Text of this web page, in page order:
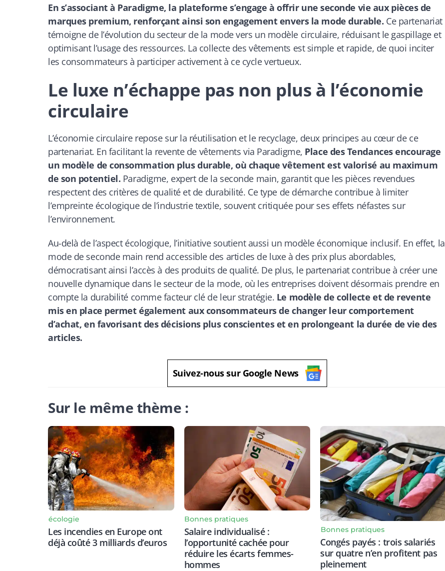
En s’associant à Paradigme, la plateforme s’engage à offrir une seconde vie aux pièces de
marques premium, renforçant ainsi son engagement envers la mode durable. Ce partenariat
témoigne de l’évolution du secteur de la mode vers un modèle circulaire, réduisant le gaspillage et
optimisant l’usage des ressources. La collecte des vêtements est simple et rapide, de quoi inciter
les consommateurs à participer activement à ce cycle vertueux.
Le luxe n’échappe pas non plus à l’économie
circulaire
L’économie circulaire repose sur la réutilisation et le recyclage, deux principes au cœur de ce
partenariat. En facilitant la revente de vêtements via Paradigme, Place des Tendances encourage
un modèle de consommation plus durable, où chaque vêtement est valorisé au maximum
de son potentiel. Paradigme, expert de la seconde main, garantit que les pièces revendues
respectent des critères de qualité et de durabilité. Ce type de démarche contribue à limiter
l’empreinte écologique de l’industrie textile, souvent critiquée pour ses effets néfastes sur
l’environnement.
Au-delà de l’aspect écologique, l’initiative soutient aussi un modèle économique inclusif. En effet, la
mode de seconde main rend accessible des articles de luxe à des prix plus abordables,
démocratisant ainsi l’accès à des produits de qualité. De plus, le partenariat contribue à créer une
nouvelle dynamique dans le secteur de la mode, où les entreprises doivent désormais prendre en
compte la durabilité comme facteur clé de leur stratégie. Le modèle de collecte et de revente
mis en place permet également aux consommateurs de changer leur comportement
d’achat, en favorisant des décisions plus conscientes et en prolongeant la durée de vie des
articles.
Suivez-nous sur Google News
Sur le même thème :
écologie
Les incendies en Europe ont
déjà coûté 3 milliards d’euros
Bonnes pratiques
Salaire individualisé :
l’opportunité cachée pour
réduire les écarts femmes-
hommes
Bonnes pratiques
Congés payés : trois salariés
sur quatre n’en profitent pas
pleinement